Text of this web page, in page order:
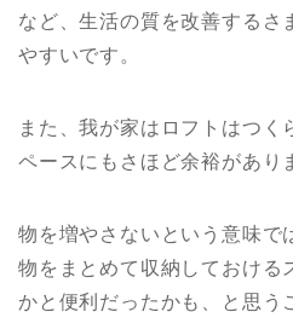
など、生活の質を改善するさ
やすいです。
また、我が家はロフトはつく
ペースにもさほど余裕があり
物を増やさないという意味で
物をまとめて収納しておける
かと便利だったかも、と思う